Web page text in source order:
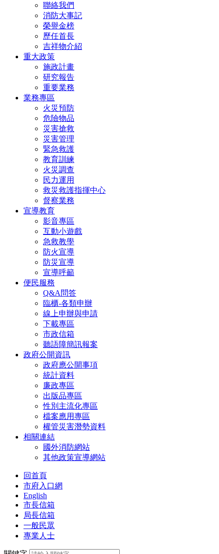
聯絡我們
消防大事記
榮譽金榜
歷任首長
吉祥物介紹
重大政策
施政計畫
研究報告
重要業務
業務專區
火災預防
危險物品
災害搶救
災害管理
緊急救護
教育訓練
火災調查
民力運用
救災救護指揮中心
督察業務
宣導教育
影音專區
互動小遊戲
急救教學
防火宣導
防災宣導
宣導呼籲
便民服務
Q&A問答
臨櫃-各類申辦
線上申辦與申請
下載專區
市政信箱
聽語障簡訊報案
政府公開資訊
政府應公開事項
統計資料
廉政專區
出版品專區
性別主流化專區
檔案應用專區
權管災害潛勢資料
相關連結
國外消防網站
其他政策宣導網站
回首頁
市府入口網
English
市長信箱
局長信箱
一般民眾
專業人士